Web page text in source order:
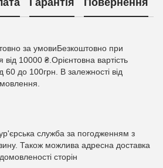
Гарантія Повернення
за умовиБезкоштовно при
від 10000 ₴.Орієнтовна вартість
60 до 100грн. В залежності від
служба за погодженням з
Також можлива адресна доставка
сторін